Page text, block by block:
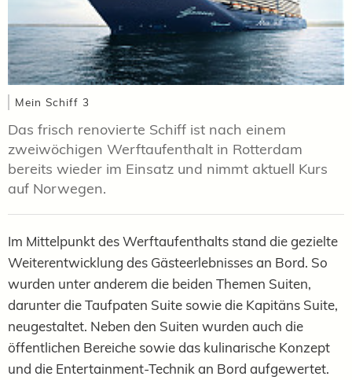
Mein Schiff 3
Das frisch renovierte Schiff ist nach einem
zweiwöchigen Werftaufenthalt in Rotterdam
bereits wieder im Einsatz und nimmt aktuell Kurs
auf Norwegen.
Im Mittelpunkt des Werftaufenthalts stand die gezielte
Weiterentwicklung des Gästeerlebnisses an Bord. So
wurden unter anderem die beiden Themen Suiten,
darunter die Taufpaten Suite sowie die Kapitäns Suite,
neugestaltet. Neben den Suiten wurden auch die
öffentlichen Bereiche sowie das kulinarische Konzept
und die Entertainment-Technik an Bord aufgewertet.